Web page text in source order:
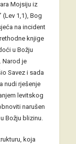
Mojsiju iz
(Lev 1,1), Bog
na incident
knjige
u Božju
Narod je
Savez i sada
nudi rješenje
levitskog
narušen
Božju blizinu.
koja